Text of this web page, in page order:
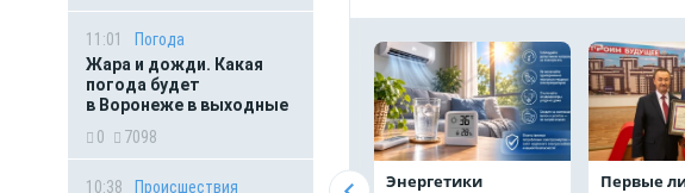
11:01
Погода
Жара и дожди. Какая
погода будет
в Воронеже в выходные
0
7098
10:38 Происшествия Энергетики Первые